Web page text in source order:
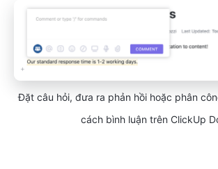
Đặt câu hỏi, đưa ra phản hồi hoặc phân
cách bình luận trên ClickUp